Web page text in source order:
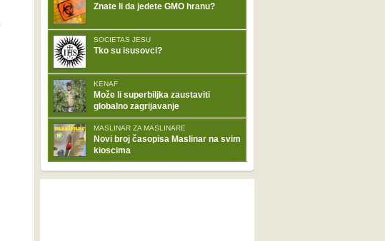
Znate li da jedete GMO hranu?
SOCIETAS JESU
Tko su isusovci?
KENAF
Može li superbiljka zaustaviti
globalno zagrijavanje
MASLINAR ZA MASLINARE
Novi broj časopisa Maslinar na svim
kioscima